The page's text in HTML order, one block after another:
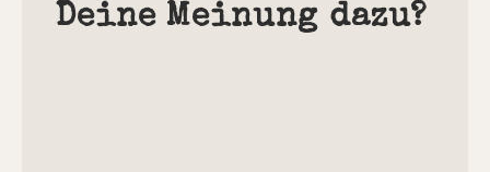
Deine Meinung dazu?